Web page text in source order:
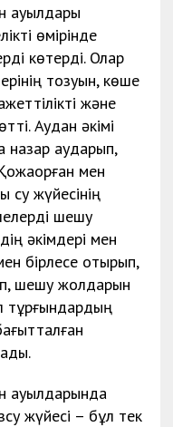
ауылдары
өмірінде
көтерді. Олар
тозуын, көше
және
Аудан әкімі
назар аударып,
мен
су жүйесінің
шешу
әкімдері мен
бірлесе отырып,
шешу жолдарын
тұрғындардың
ауылдарында
жүйесі – бұл тек